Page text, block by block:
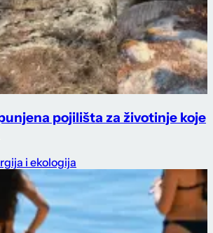
pojilišta za životinje koje
i ekologija